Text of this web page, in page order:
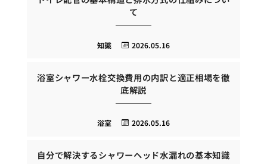
て
2026.05.16
知識
浴室シャワー水栓交換費用の内訳と適正相場を徹
底解説
2026.05.16
浴室
自分で解決するシャワーヘッド水漏れの基本知識